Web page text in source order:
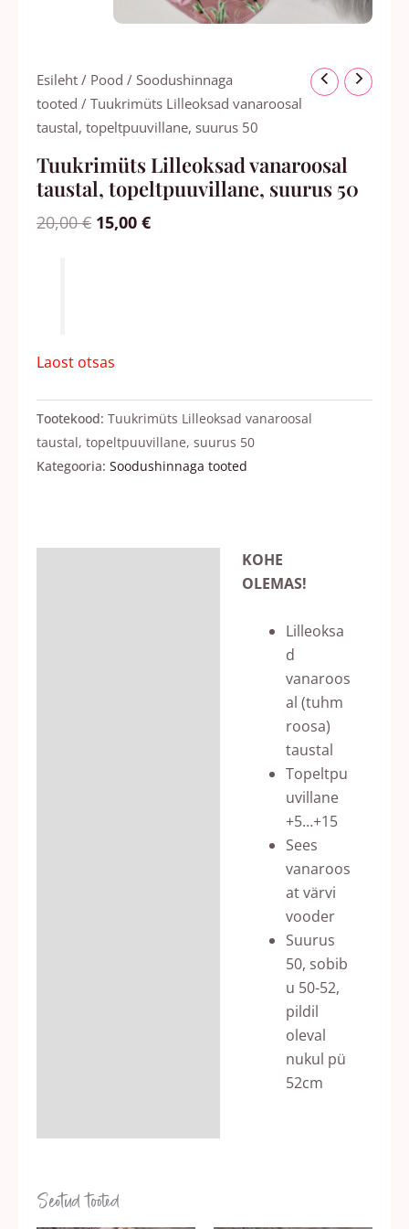
Esileht / Pood / Soodushinnaga
tooted / Tuukrimüts Lilleoksad vanaroosal
taustal, topeltpuuvillane, suurus 50
Tuukrimüts Lilleoksad vanaroosal
taustal, topeltpuuvillane, suurus 50
20,00€
Algne
hind
oli:
15,00 €
Praegune
hind
on:
Laost otsas
Tootekood: Tuukrimüts Lilleoksad vanaroosal
taustal, topeltpuuvillane, suurus 50
Kategooria: Soodushinnaga tooted
KOHE
OLEMAS!
Lilleoksa
d
vanaroos
al (tuhm
roosa)
taustal
Topeltpu
uvillane
+5…+15
Sees
vanaroos
at värvi
vooder
Suurus
50, sobib
u 50-52,
pildil
oleval
nukul pü
52cm
Seotud tooted